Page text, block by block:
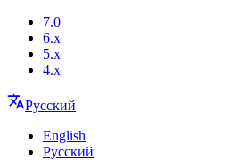
7.0
6.x
5.x
4.x
Русский
English
Русский